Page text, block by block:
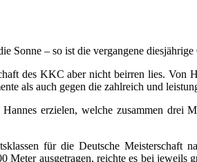
Sonne – so ist die vergangene
des KKC aber nicht beirren lies. Von
als auch gegen die zahlreich und
erzielen, welche zusammen drei
für die Deutsche Meisterschaft
ausgetragen, reichte es bei jeweils